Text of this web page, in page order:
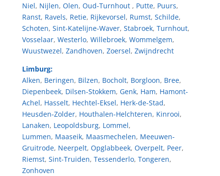
Niel, Nijlen, Olen, Oud-Turnhout , Putte, Puurs,
Ranst, Ravels, Retie, Rijkevorsel, Rumst, Schilde,
Schoten, Sint-Katelijne-Waver, Stabroek, Turnhout,
Vosselaar, Westerlo, Willebroek, Wommelgem,
Wuustwezel, Zandhoven, Zoersel, Zwijndrecht
Limburg:
Alken, Beringen, Bilzen, Bocholt, Borgloon, Bree,
Diepenbeek, Dilsen-Stokkem, Genk, Ham, Hamont-
Achel, Hasselt, Hechtel-Eksel, Herk-de-Stad,
Heusden-Zolder, Houthalen-Helchteren, Kinrooi,
Lanaken, Leopoldsburg, Lommel,
Lummen, Maaseik, Maasmechelen, Meeuwen-
Gruitrode, Neerpelt, Opglabbeek, Overpelt, Peer,
Riemst, Sint-Truiden, Tessenderlo, Tongeren,
Zonhoven